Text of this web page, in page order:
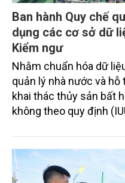
Ban hành Quy chế
dụng các cơ sở dữ
Kiểm ngư
Nhằm chuẩn hóa dữ
quản lý nhà nước và
khai thác thủy sản bất
không theo quy định
trường) đã ra quyết
Quy chế quản lý, khai
liệu lĩnh vực Thủy sản